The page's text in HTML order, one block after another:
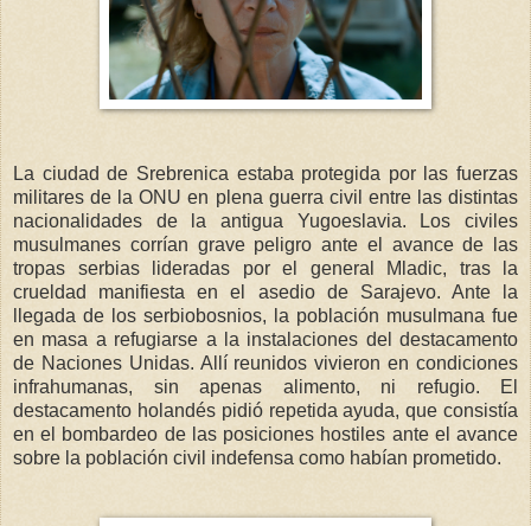
La ciudad de Srebrenica estaba protegida por las fuerzas
militares de la ONU en plena guerra civil entre las distintas
nacionalidades de la antigua Yugoeslavia. Los civiles
musulmanes corrían grave peligro ante el avance de las
tropas serbias lideradas por el general Mladic, tras la
crueldad manifiesta en el asedio de Sarajevo. Ante la
llegada de los serbiobosnios, la población musulmana fue
en masa a refugiarse a la instalaciones del destacamento
de Naciones Unidas. Allí reunidos vivieron en condiciones
infrahumanas, sin apenas alimento, ni refugio. El
destacamento holandés pidió repetida ayuda, que consistía
en el bombardeo de las posiciones hostiles ante el avance
sobre la población civil indefensa como habían prometido.